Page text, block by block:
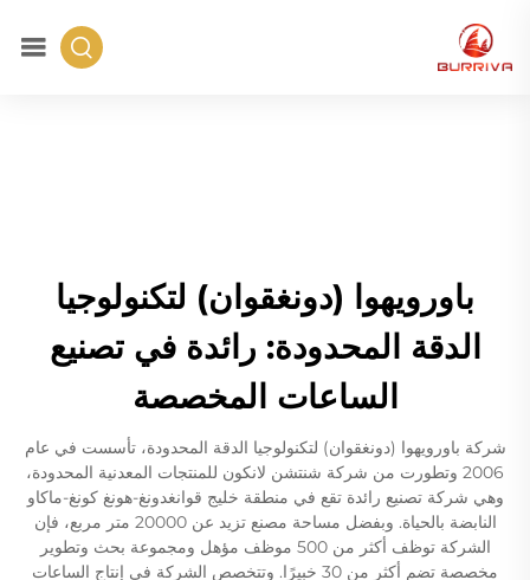
باورويهوا (دونغقوان) لتكنولوجيا
الدقة المحدودة: رائدة في تصنيع
الساعات المخصصة
شركة باورويهوا (دونغقوان) لتكنولوجيا الدقة المحدودة، تأسست في عام
2006 وتطورت من شركة شنتشن لانكون للمنتجات المعدنية المحدودة،
وهي شركة تصنيع رائدة تقع في منطقة خليج قوانغدونغ-هونغ كونغ-ماكاو
النابضة بالحياة. وبفضل مساحة مصنع تزيد عن 20000 متر مربع، فإن
الشركة توظف أكثر من 500 موظف مؤهل ومجموعة بحث وتطوير
مخصصة تضم أكثر من 30 خبيرًا. وتتخصص الشركة في إنتاج الساعات